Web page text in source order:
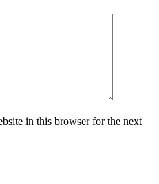
in this browser for the next